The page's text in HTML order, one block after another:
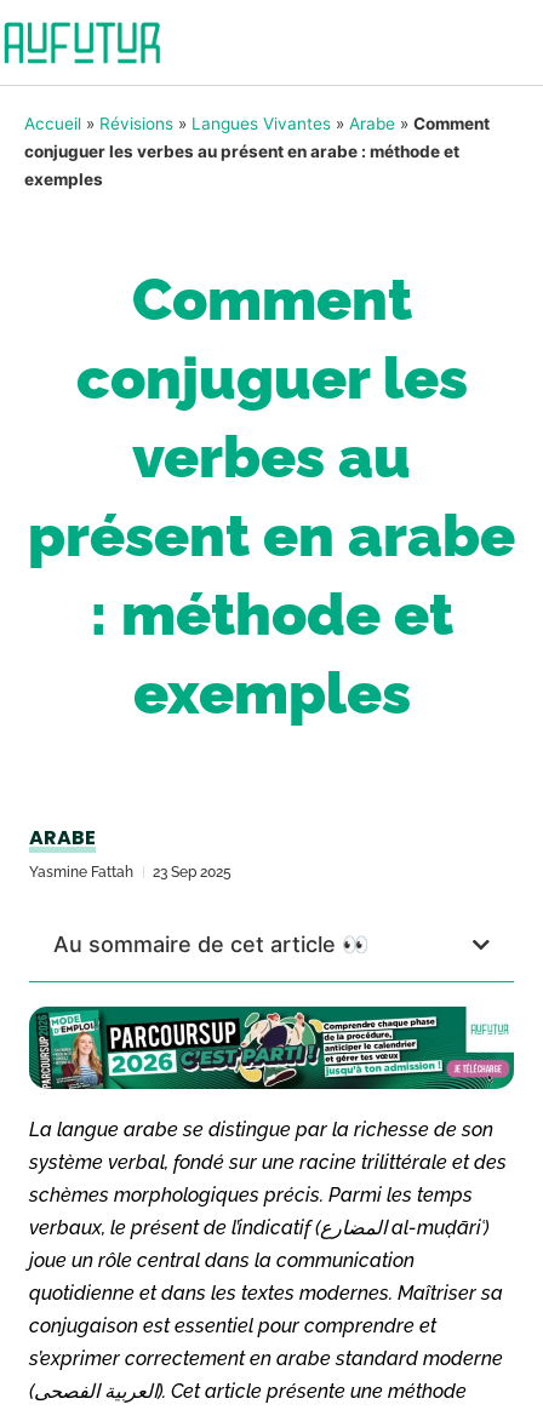
Accueil » Révisions » Langues Vivantes » Arabe » Comment
conjuguer les verbes au présent en arabe : méthode et
exemples
Comment
conjuguer les
verbes au
présent en arabe
: méthode et
exemples
ARABE
Yasmine Fattah 23 Sep 2025
Au sommaire de cet article 👀
La langue arabe se distingue par la richesse de son
système verbal, fondé sur une racine trilittérale et des
schèmes morphologiques précis. Parmi les temps
verbaux, le présent de l’indicatif (المضارع al-muḍāriʿ)
joue un rôle central dans la communication
quotidienne et dans les textes modernes. Maîtriser sa
conjugaison est essentiel pour comprendre et
s’exprimer correctement en arabe standard moderne
(العربية الفصحى). Cet article présente une méthode